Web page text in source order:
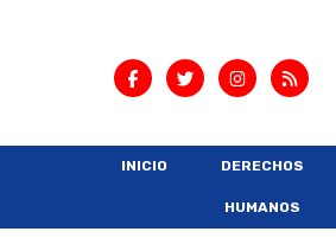
INICIO DERECHOS
HUMANOS